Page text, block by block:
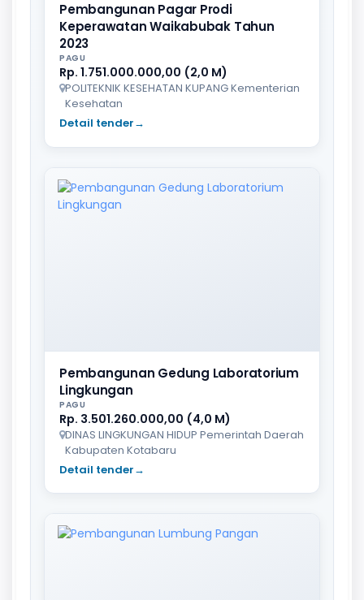
Pembangunan Pagar Prodi
Keperawatan Waikabubak Tahun
2023
PAGU
Rp. 1.751.000.000,00 (2,0 M)
POLITEKNIK KESEHATAN KUPANG Kementerian
Kesehatan
Detail tender→
Pembangunan Gedung Laboratorium
Lingkungan
PAGU
Rp. 3.501.260.000,00 (4,0 M)
DINAS LINGKUNGAN HIDUP Pemerintah Daerah
Kabupaten Kotabaru
Detail tender→